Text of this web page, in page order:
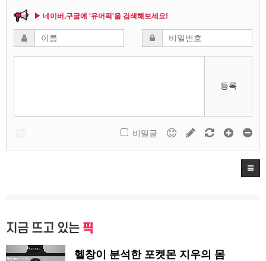
▶ 네이버,구글에 '유머픽'을 검색해보세요!
등록
비밀글
지금 뜨고 있는 픽
헬창이 분석한 포켓몬 지우의 몸